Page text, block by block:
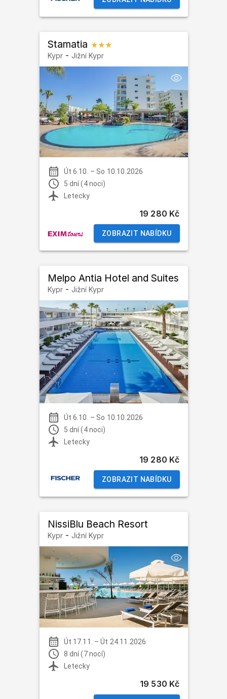
Stamatia ★★★
Kypr- Jižní Kypr
Út 6.10. – So 10.10.2026
5 dní (4 noci)
Letecky
19 280 Kč
ZOBRAZIT NABÍDKU
Melpo Antia Hotel and Suites
Kypr- Jižní Kypr
Út 6.10. – So 10.10.2026
5 dní (4 noci)
Letecky
19 280 Kč
ZOBRAZIT NABÍDKU
NissiBlu Beach Resort
Kypr- Jižní Kypr
Út 17.11. –Út 24.11.2026
8 dní (7 nocí)
Letecky
19 530 Kč